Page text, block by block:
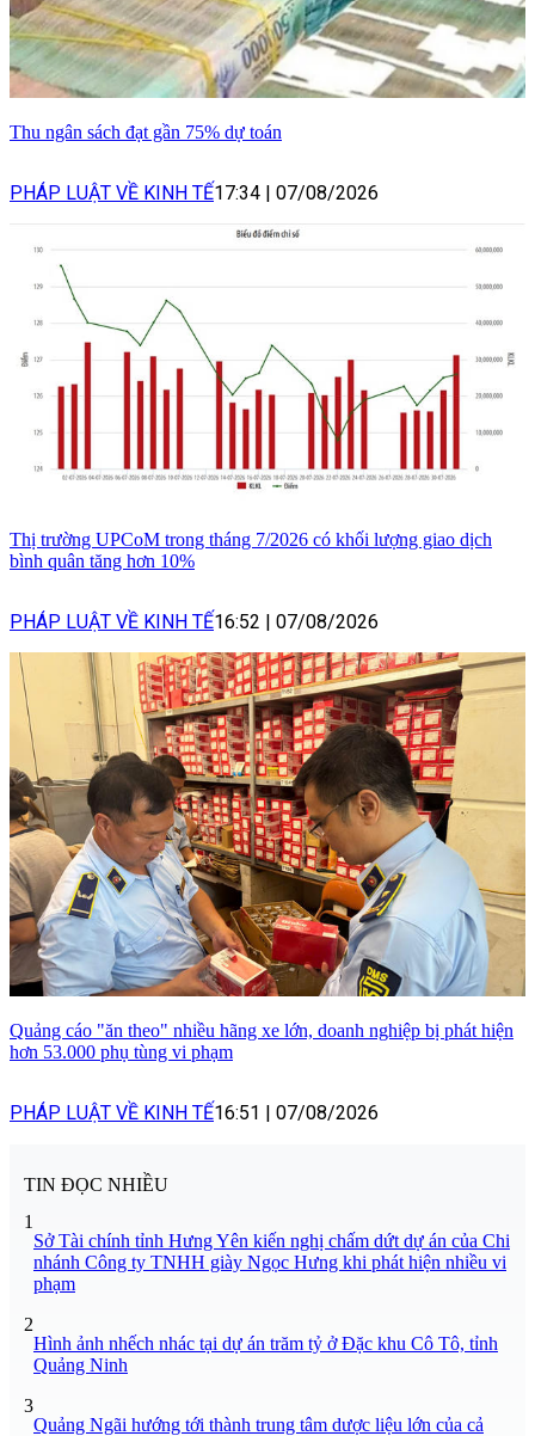
Thu ngân sách đạt gần 75% dự toán
PHÁP LUẬT VỀ KINH TẾ17:34 07/08/2026
Thị trường UPCoM trong tháng 7/2026 có khối lượng giao dịch
bình quân tăng hơn 10%
PHÁP LUẬT VỀ KINH TẾ16:52 | 07/08/2026
Quảng cáo "ăn theo" nhiều hãng xe lớn, doanh nghiệp bị phát hiện
hơn 53.000 phụ tùng vi phạm
PHÁP LUẬT VỀ KINH TẾ16:51 | 07/08/2026
TIN ĐỌC NHIỀU
1
Sở Tài chính tỉnh Hưng Yên kiến nghị chấm dứt dự án của Chi
nhánh Công ty TNHH giày Ngọc Hưng khi phát hiện nhiều vi
phạm
2
Hình ảnh nhếch nhác tại dự án trăm tỷ ở Đặc khu Cô Tô, tỉnh
Quảng Ninh
3
Quảng Ngãi hướng tới thành trung tâm dược liệu lớn của cả